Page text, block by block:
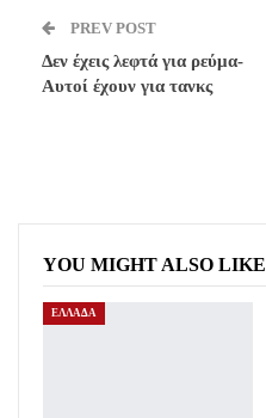
PREV POST
Δεν έχεις λεφτά για ρεύμα-
Αυτοί έχουν για τανκς
YOU MIGHT ALSO LIKE
ΕΛΛΑΔΑ